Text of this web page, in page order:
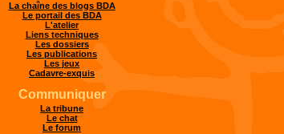
La chaîne des blogs BDA
Le portail des BDA
L'atelier
Liens techniques
Les dossiers
Les publications
Les jeux
Cadavre-exquis
Communiquer
La tribune
Le chat
Le forum